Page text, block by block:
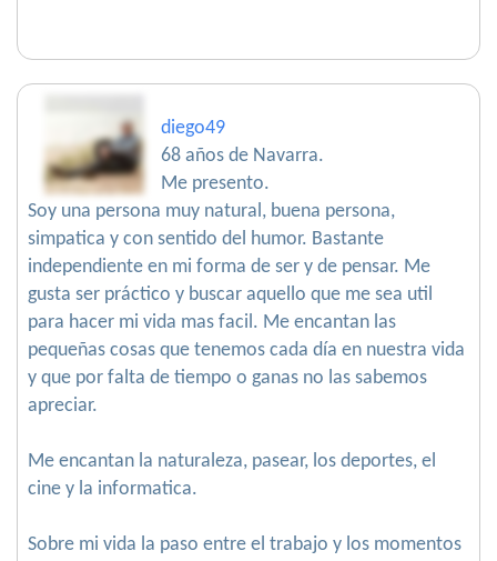
diego49
68 años de Navarra.
Me presento.
Soy una persona muy natural, buena persona,
simpatica y con sentido del humor. Bastante
independiente en mi forma de ser y de pensar. Me
gusta ser práctico y buscar aquello que me sea util
para hacer mi vida mas facil. Me encantan las
pequeñas cosas que tenemos cada día en nuestra vida
y que por falta de tiempo o ganas no las sabemos
apreciar.
Me encantan la naturaleza, pasear, los deportes, el
cine y la informatica.
Sobre mi vida la paso entre el trabajo y los momentos